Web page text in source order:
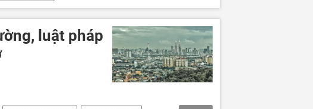
luật pháp